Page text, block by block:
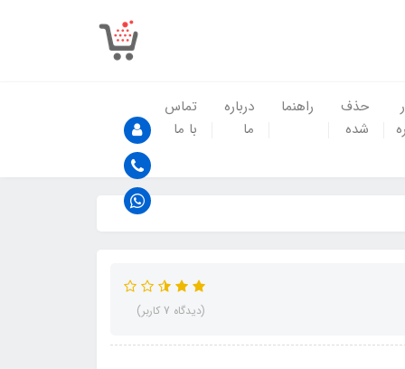
حذف
شده
راهنما
درباره
ما
تماس
با ما
(دیدگاه 7 کاربر)